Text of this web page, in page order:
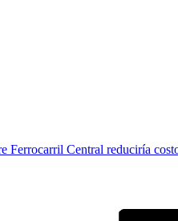
Ferrocarril Central reduciría